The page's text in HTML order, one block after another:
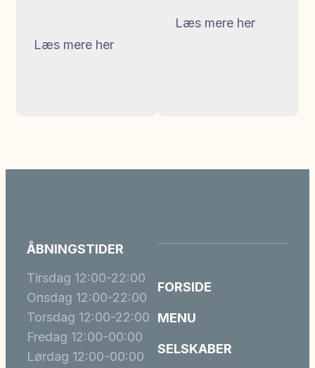
Læs mere her
Læs mere her
ÅBNINGSTIDER
Tirsdag 12:00-22:00
Onsdag 12:00-22:00
Torsdag 12:00-22:00
Fredag 12:00-00:00
Lørdag 12:00-00:00
FORSIDE
MENU
SELSKABER